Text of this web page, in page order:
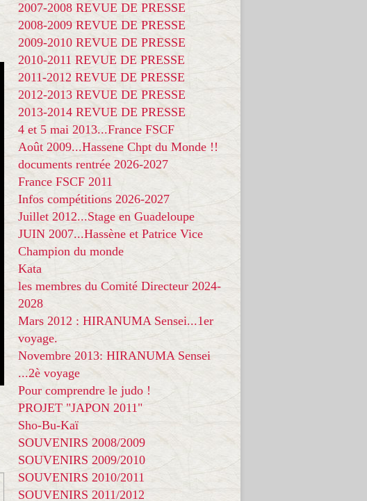
2007-2008 REVUE DE PRESSE
2008-2009 REVUE DE PRESSE
2009-2010 REVUE DE PRESSE
2010-2011 REVUE DE PRESSE
2011-2012 REVUE DE PRESSE
2012-2013 REVUE DE PRESSE
2013-2014 REVUE DE PRESSE
4 et 5 mai 2013...France FSCF
Août 2009...Hassene Chpt du Monde !!
documents rentrée 2026-2027
France FSCF 2011
Infos compétitions 2026-2027
Juillet 2012...Stage en Guadeloupe
JUIN 2007...Hassène et Patrice Vice
Champion du monde
Kata
les membres du Comité Directeur 2024-
2028
Mars 2012 : HIRANUMA Sensei...1er
voyage.
Novembre 2013: HIRANUMA Sensei
...2è voyage
Pour comprendre le judo !
PROJET "JAPON 2011"
Sho-Bu-Kaï
SOUVENIRS 2008/2009
SOUVENIRS 2009/2010
SOUVENIRS 2010/2011
SOUVENIRS 2011/2012